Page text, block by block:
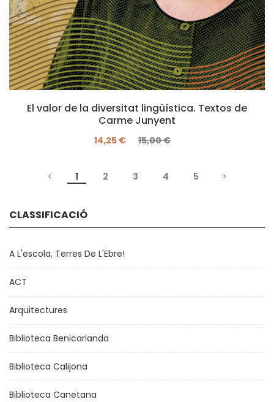
CLASSIFICACIÓ
A L'escola, Terres De L'Ebre!
ACT
Arquitectures
Biblioteca Benicarlanda
Biblioteca Calijona
Biblioteca Canetana
El valor de la diversitat lingüística. Textos de
Carme Junyent
14,25 € 15,00 €
1 2 3 4 5